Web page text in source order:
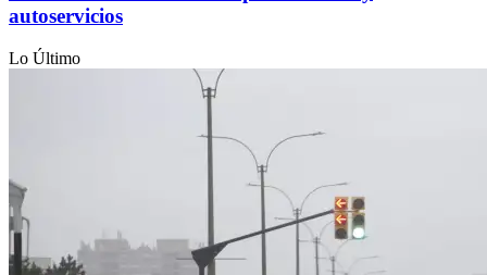
autoservicios
Lo Último